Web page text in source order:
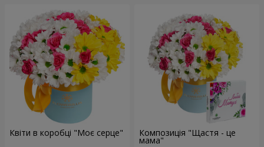
Квіти в коробці "Моє серце" Композиція "Щастя - це
мама"